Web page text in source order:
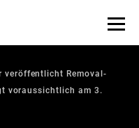
veröffentlicht Removal-
voraussichtlich am 3.